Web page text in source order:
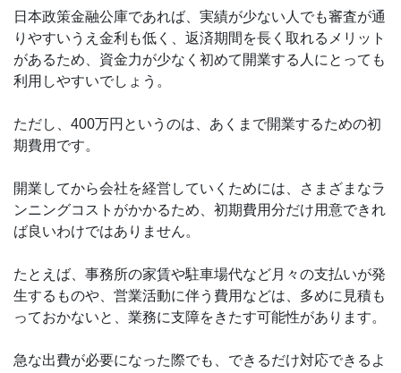
日本政策金融公庫であれば、実績が少ない人でも審査が通
りやすいうえ金利も低く、返済期間を長く取れるメリット
があるため、資金力が少なく初めて開業する人にとっても
利用しやすいでしょう。
ただし、400万円というのは、あくまで開業するための初
期費用です。
開業してから会社を経営していくためには、さまざまなラ
ンニングコストがかかるため、初期費用分だけ用意できれ
ば良いわけではありません。
たとえば、事務所の家賃や駐車場代など月々の支払いが発
生するものや、営業活動に伴う費用などは、多めに見積も
っておかないと、業務に支障をきたす可能性があります。
急な出費が必要になった際でも、できるだけ対応できるよ